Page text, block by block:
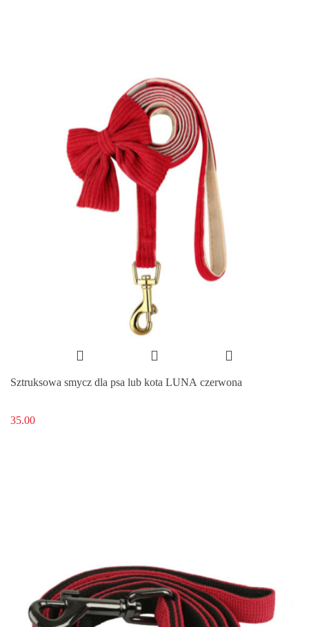
Sztruksowa smycz dla psa lub kota LUNA czerwona
35.00